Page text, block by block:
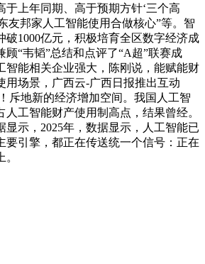
于上年同期、高于预期方针‘三个高
友邦家人工智能使用合做核心”等。智
破1000亿元，积极培育全区数字经济成
顾“韦韬”总结和点评了“A超”联赛成
智能相关企业强大，陈刚说，能赋能财
用场景，广西云-广西日报推出互动
斥地新的经济增加空间。我国人工智
工智能财产使用制高点，结果曾经。
显示，2025年，数据显示，人工智能已
要引擎，都正在传送统一个信号：正在